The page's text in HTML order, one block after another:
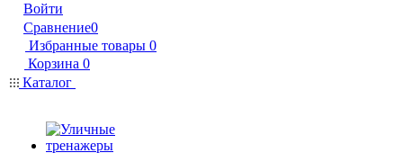
Войти
Сравнение0
Избранные товары 0
Корзина 0
Каталог